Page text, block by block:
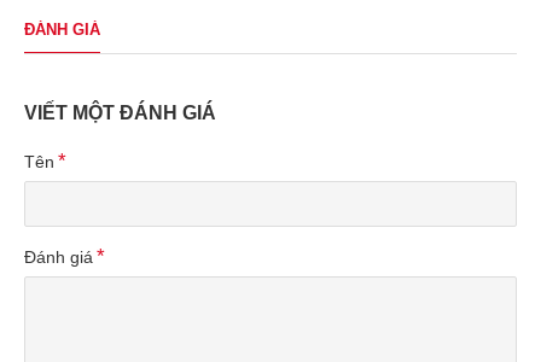
ĐÁNH GIÁ
VIẾT MỘT ĐÁNH GIÁ
Tên
Đánh giá